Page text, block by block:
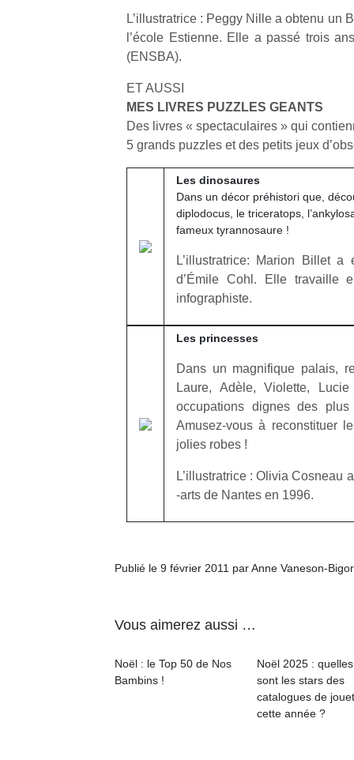
L’illustratrice : Peggy Nille a obtenu un
l’école Estienne. Elle a passé trois
(ENSBA).
ET AUSSI
MES LIVRES PUZZLES GEANTS
Des livres « spectaculaires » qui
5 grands puzzles et des petits jeux
Les dinosaures
Dans un décor préhistori que,
diplodocus, le triceratops,
fameux tyrannosaure !
L’illustratrice: Marion Billet a
d’Émile Cohl. Elle travaille
infographiste.
Les princesses
Dans un magnifique palais,
Laure, Adèle, Violette,
occupations dignes des
Amusez-vous à reconstituer
jolies robes !
L’illustratrice : Olivia Cosneau
-arts de Nantes en 1996.
Publié le 9 février 2011 par Anne Vaneson-
Vous aimerez aussi …
Noël : le Top 50 de Nos
Bambins !
Noël 2025 : quelles
sont les stars des
catalogues de
cette année ?
NextGen,
une
nouvelle
trottinette
mécanique
Beeper
enfants
Varier les
occupations
divertissement,
apprentissage…
Des
grands et
les petits !
Durant les
vacances
estivales
et avec le
retour des
beaux
jours, c’est
l’occasion
rêvée
pour les
enfants
Et si
bout du
jardin ?
Après trois
confinements
successifs,
couvre-
feux à des
heures
différentes,
restrictions
15 mois,…
le